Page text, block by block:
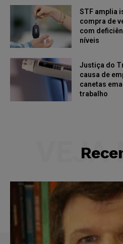
STF amplia
compra de
com
níveis
Justiça do
causa de
canetas
trabalho
VEJA